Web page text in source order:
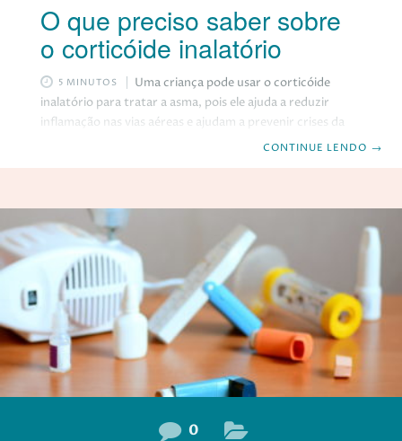
O que preciso saber sobre
o corticóide inalatório
5 MINUTOS
Uma criança pode usar o corticóide
inalatório para tratar a asma, pois ele ajuda a reduzir
inflamação nas vias aéreas e ajudam a prevenir crises da
doença. O corticóide inalatório reduz a inflamação nos
medicação não serve para tratar um surto de asma
repentino, mas seu filho ainda deve usar o medicamento
para evitar uma crise
CONTINUE LENDO →
0